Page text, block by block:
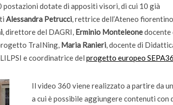
postazioni dotate di appositi visori, di cui 10 già
Alessandra Petrucci, rettrice dell’Ateneo
, direttore del DAGRI, Erminio Monteleonedocente
TraINing, Maria Ranieri, docente di
e coordinatrice del progetto europeo
Il video 360 viene realizzato a partire da
a cui è possibile aggiungere contenuti